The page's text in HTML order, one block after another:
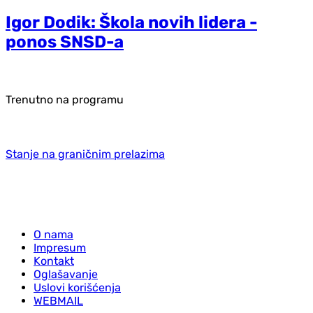
Igor Dodik: Škola novih lidera -
ponos SNSD-a
Trenutno na programu
Stanje na graničnim prelazima
O nama
Impresum
Kontakt
Oglašavanje
Uslovi korišćenja
WEBMAIL